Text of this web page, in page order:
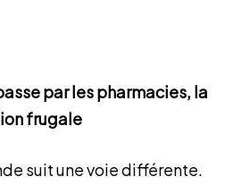
par les pharmacies, la
frugale
suit une voie différente.